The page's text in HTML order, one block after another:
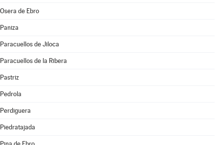
Osera de Ebro
Paniza
Paracuellos de Jiloca
Paracuellos de la Ribera
Pastriz
Pedrola
Perdiguera
Piedratajada